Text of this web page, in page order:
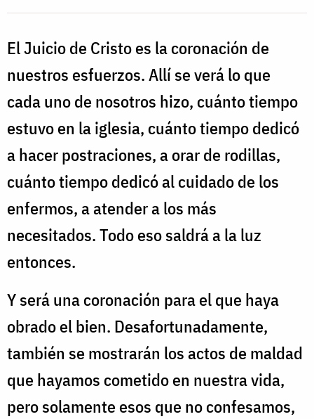
El Juicio de Cristo es la coronación de
nuestros esfuerzos. Allí se verá lo que
cada uno de nosotros hizo, cuánto tiempo
estuvo en la iglesia, cuánto tiempo dedicó
a hacer postraciones, a orar de rodillas,
cuánto tiempo dedicó al cuidado de los
enfermos, a atender a los más
necesitados. Todo eso saldrá a la luz
entonces.
Y será una coronación para el que haya
obrado el bien. Desafortunadamente,
también se mostrarán los actos de maldad
que hayamos cometido en nuestra vida,
pero solamente esos que no confesamos,